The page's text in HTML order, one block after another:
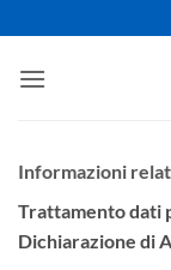
ai
contenuti
Informazioni
Trattamento dati
Dichiarazione di